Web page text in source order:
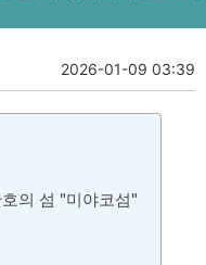
2026-01-09 03:39
의 섬 "미야코섬"